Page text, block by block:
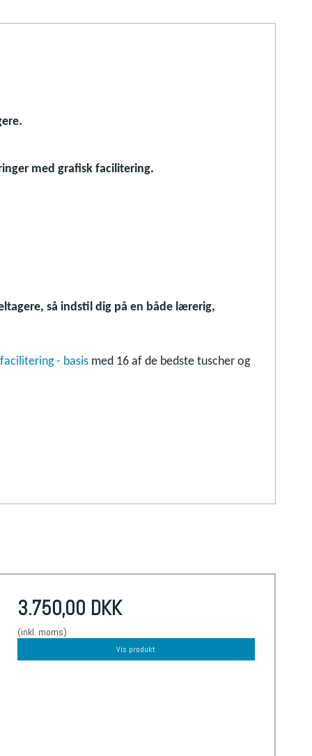
med grafisk facilitering.
så indstil dig på en både lærerig,
- basis med 16 af de bedste tuscher og
3.750,00 DKK
(inkl. moms)
Vis produkt